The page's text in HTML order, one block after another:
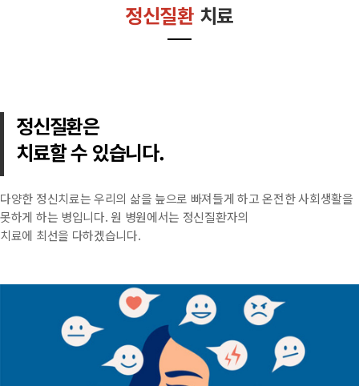
정신질환 치료
정신질환은
치료할 수 있습니다.
다양한 정신치료는 우리의 삶을 늪으로 빠져들게 하고 온전한 사회생활을
못하게 하는 병입니다. 원 병원에서는 정신질환자의
치료에 최선을 다하겠습니다.